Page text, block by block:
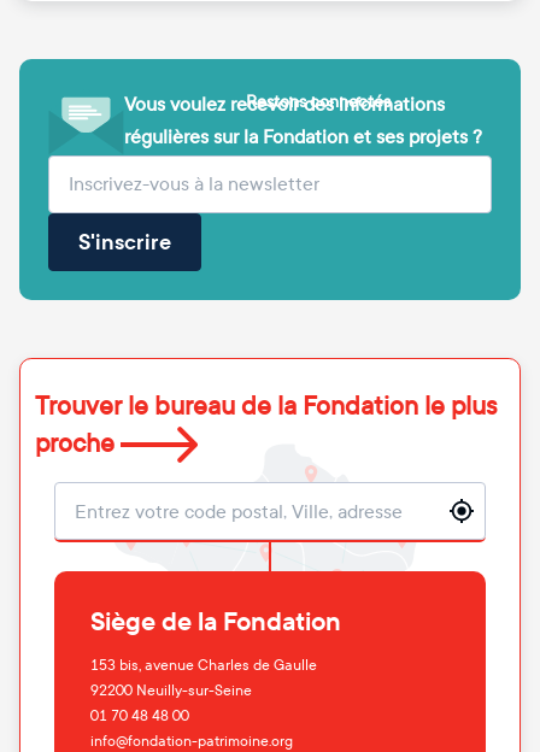
Vous voulez recevoir des informations
régulières sur la Fondation et ses projets ?
Votre adresse e-mail (obligatoire)
S'inscrire
Restons connectés
Trouver le bureau de la Fondation le plus
proche
Localisation
Siège de la Fondation
153 bis, avenue Charles de Gaulle
92200 Neuilly-sur-Seine
01 70 48 48 00
info@fondation-patrimoine.org